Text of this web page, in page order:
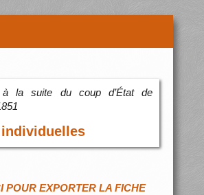
à la suite du coup d’État de
POUR EXPORTER LA FICHE